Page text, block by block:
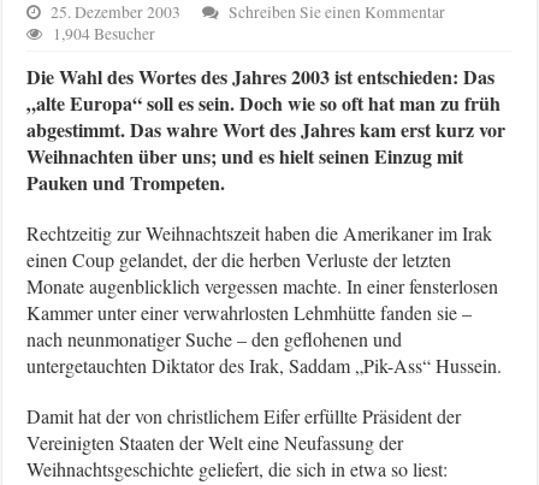
25. Dezember 2003
Schreiben Sie einen Kommentar
1,904 Besucher
Die Wahl des Wortes des Jahres 2003 ist entschieden: Das
„alte Europa“ soll es sein. Doch wie so oft hat man zu früh
abgestimmt. Das wahre Wort des Jahres kam erst kurz vor
Weihnachten über uns; und es hielt seinen Einzug mit
Pauken und Trompeten.
Rechtzeitig zur Weihnachtszeit haben die Amerikaner im Irak
einen Coup gelandet, der die herben Verluste der letzten
Monate augenblicklich vergessen machte. In einer fensterlosen
Kammer unter einer verwahrlosten Lehmhütte fanden sie –
nach neunmonatiger Suche – den geflohenen und
untergetauchten Diktator des Irak, Saddam „Pik-Ass“ Hussein.
Damit hat der von christlichem Eifer erfüllte Präsident der
Vereinigten Staaten der Welt eine Neufassung der
Weihnachtsgeschichte geliefert, die sich in etwa so liest: